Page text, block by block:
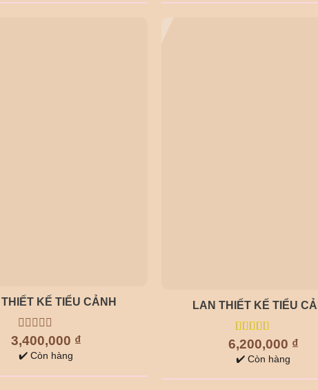
KẾ TIỂU CẢNH
0
out
of
3,400,000 ₫
✔️ Còn hàng
LAN THIẾT KẾ TIỂU
5.00out of
5
6,200,000 ₫
✔️ Còn hàng